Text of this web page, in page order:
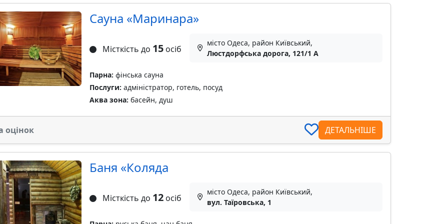
Сауна «Маринара»
Місткість до 15осіб
місто Одеса, район Київський,
Люстдорфська дорога, 121/1 A
Парна: фінська сауна
Послуги: адміністратор, готель, посуд
Аква зона: басейн, душ
оцінок ДЕТАЛЬНІШЕ
Баня «Коляда
Місткість до 12осіб
місто Одеса, район Київський,
вул. Таїровська, 1